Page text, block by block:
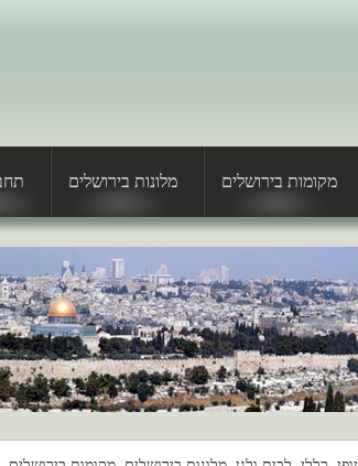
מקומות בירושלים מלונות בירושלים